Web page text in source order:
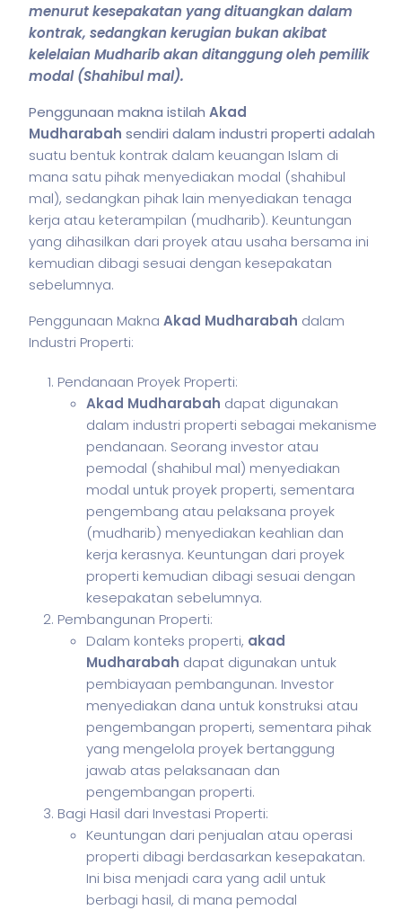
menurut kesepakatan yang dituangkan dalam
kontrak, sedangkan kerugian bukan akibat
kelelaian Mudharib akan ditanggung oleh pemilik
modal (Shahibul mal).
Penggunaan makna istilah Akad
Mudharabah sendiri dalam industri properti adalah
suatu bentuk kontrak dalam keuangan Islam di
mana satu pihak menyediakan modal (shahibul
mal), sedangkan pihak lain menyediakan tenaga
kerja atau keterampilan (mudharib). Keuntungan
yang dihasilkan dari proyek atau usaha bersama ini
kemudian dibagi sesuai dengan kesepakatan
sebelumnya.
Penggunaan Makna Akad Mudharabah dalam
Industri Properti:
Pendanaan Proyek Properti:
Akad Mudharabah dapat digunakan
dalam industri properti sebagai mekanisme
pendanaan. Seorang investor atau
pemodal (shahibul mal) menyediakan
modal untuk proyek properti, sementara
pengembang atau pelaksana proyek
(mudharib) menyediakan keahlian dan
kerja kerasnya. Keuntungan dari proyek
properti kemudian dibagi sesuai dengan
kesepakatan sebelumnya.
Pembangunan Properti:
Dalam konteks properti, akad
Mudharabah dapat digunakan untuk
pembiayaan pembangunan. Investor
menyediakan dana untuk konstruksi atau
pengembangan properti, sementara pihak
yang mengelola proyek bertanggung
jawab atas pelaksanaan dan
pengembangan properti.
Bagi Hasil dari Investasi Properti:
Keuntungan dari penjualan atau operasi
properti dibagi berdasarkan kesepakatan.
Ini bisa menjadi cara yang adil untuk
berbagi hasil, di mana pemodal